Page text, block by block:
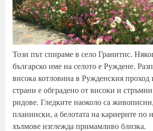
Този път спираме в село Гранитис.
българско име на селото е Руждене.
висока котловина в Ружденския проход
страни е обградено от високи и
ридове. Гледките наоколо са
планински, а белотата на кариерите по
хълмове изглежда примамливо близка.